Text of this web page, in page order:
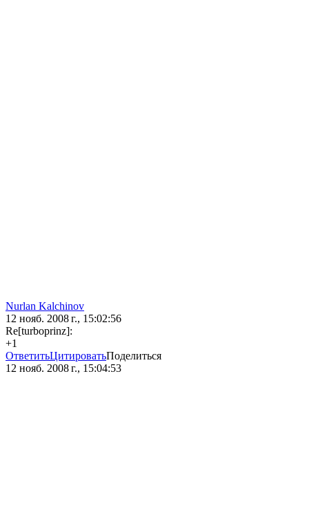
Nurlan Kalchinov
12 нояб. 2008 г., 15:02:56
Re[turboprinz]:
+1
ОтветитьЦитироватьПоделиться
12 нояб. 2008 г., 15:04:53